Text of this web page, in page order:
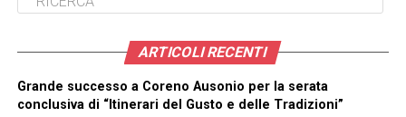
ARTICOLI RECENTI
Grande successo a Coreno Ausonio per la serata
conclusiva di “Itinerari del Gusto e delle Tradizioni”